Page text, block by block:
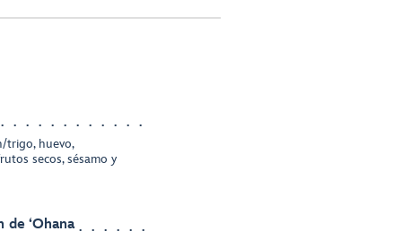
trigo, huevo,
secos, sésamo y
de ʻOhana